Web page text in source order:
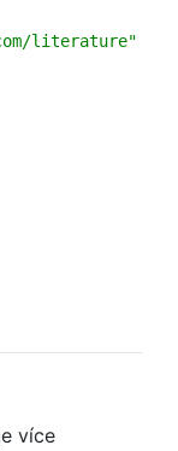
literature"
více